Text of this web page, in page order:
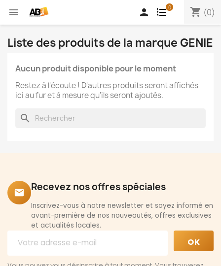
 shopping_cart (0)
0

Liste des produits de la marque GENIE
Aucun produit disponible pour le moment
Restez à l'écoute ! D'autres produits seront affichés
ici au fur et à mesure qu'ils seront ajoutés.
search
email Recevez nos offres spéciales
Inscrivez-vous à notre newsletter et soyez informé en
avant-première de nos nouveautés, offres exclusives
et actualités locales.